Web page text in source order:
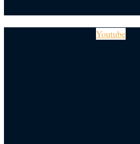
Youtube